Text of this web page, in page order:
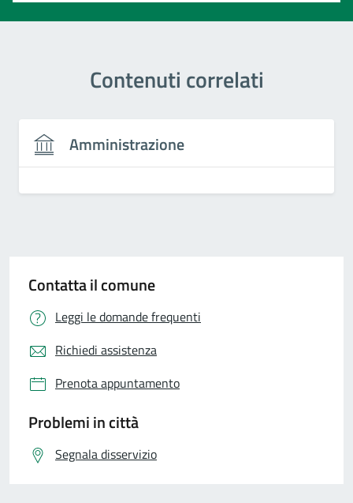
Contenuti correlati
Amministrazione
Contatta il comune
Leggi le domande frequenti
Richiedi assistenza
Prenota appuntamento
Problemi in città
Segnala disservizio